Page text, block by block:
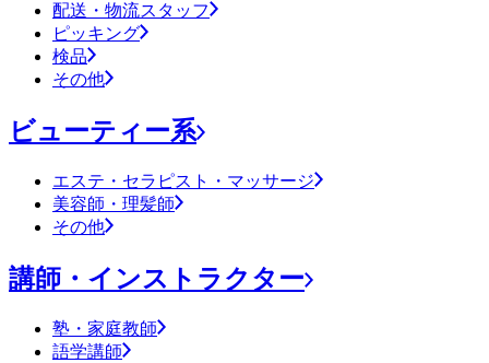
配送・物流スタッフ
ピッキング
検品
その他
ビューティー系
エステ・セラピスト・マッサージ
美容師・理髪師
その他
講師・インストラクター
塾・家庭教師
語学講師